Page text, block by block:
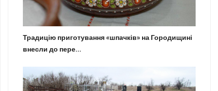
Традицію приготування «шпачків» на Городищині
внесли до пере...